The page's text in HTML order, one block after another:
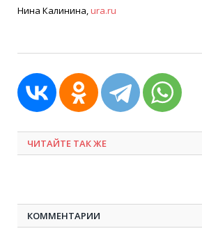
Нина Калинина,ura.ru
ЧИТАЙТЕ ТАК ЖЕ
КОММЕНТАРИИ